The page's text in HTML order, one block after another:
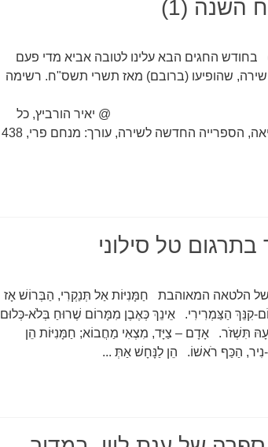
השנה (1)
שירה שכדאי לפתוח השנה (1) בחודש החגים הבא עלינו לטובה אביא מדי פעם
שהופיעו (ברובם) מאז תשרי תשס"ח. רשימה
כל
השירים, הוצאת הקיבוץ המאוחד/ סימן קריאה, הספרייה החדשה לשירה, עורך: מנחם פרי, 438
טל סילוני
הלטאה המאוהבת חַמָּנִיּוֹת אַל תְּנַקְרִי, הַבְּרוֹשׁ אָז
קִנֵּךְ הַצַּמְרִירִי. אֵינֵךְ כְּאֶבֶן מִמָּרוֹם שֶׁרוּחַ בְּלֹא-כְּלוּם
תִּשְׁזֹר. אָדָם – צַיָּד, מִצְאִי מַחֲבוֹא; חַמָּנִיּוֹת הֵן
נִיר, הַכַּף רֹאשׁוֹ. הֵן לַנָּחָשׁ אַתְּ ...